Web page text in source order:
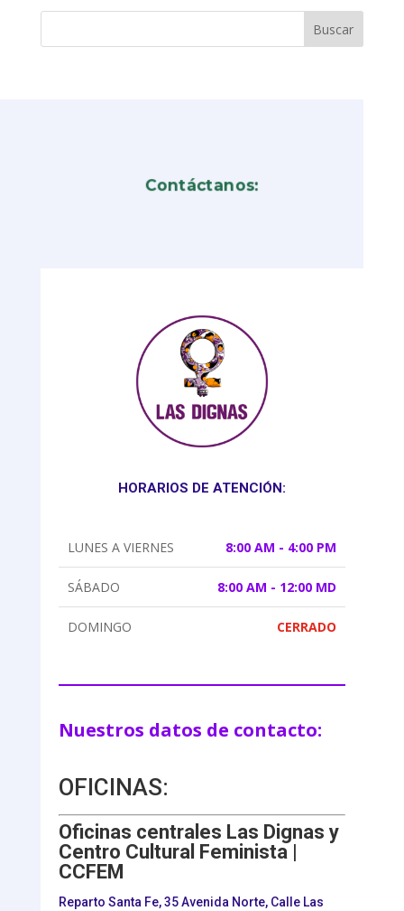
Contáctanos:
HORARIOS DE ATENCIÓN:
LUNES A VIERNES 8:00 AM - 4:00 PM
SÁBADO 8:00 AM - 12:00 MD
DOMINGO CERRADO
Nuestros datos de contacto:
OFICINAS:
Oficinas centrales Las Dignas y
Centro Cultural Feminista |
CCFEM
Reparto Santa Fe, 35 Avenida Norte, Calle Las